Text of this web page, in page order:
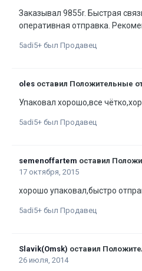
Заказывал 9855r. Быстрая
оперативная отправка.
5adi5+ был Продавец
oles оставил Положительные
Упаковал хорошо,все
5adi5+ был Продавец
semenoffartem оставил
17 октября, 2015
хорошо упаковал,быстро
5adi5+ был Продавец
Slavik(Omsk) оставил
26 июля, 2014